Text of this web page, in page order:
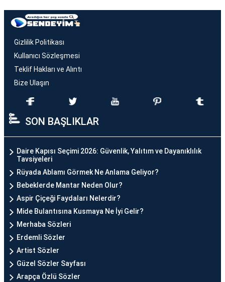
Gizlilik Politikası
Kullanıcı Sözleşmesi
Teklif Hakları ve Alıntı
Bize Ulaşın
SON BAŞLIKLAR
Daire Kapısı Seçimi 2026: Güvenlik, Yalıtım ve Dayanıklılık
Tavsiyeleri
Rüyada Ablamı Görmek Ne Anlama Geliyor?
Bebeklerde Mantar Neden Olur?
Aspir Çiçeği Faydaları Nelerdir?
Mide Bulantısına Kusmaya Ne İyi Gelir?
Merhaba Sözleri
Erdemli Sözler
Artist Sözler
Güzel Sözler Sayfası
Arapça Özlü Sözler